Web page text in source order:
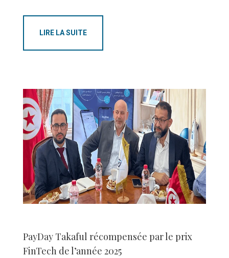
LIRE LA SUITE
PayDay Takaful récompensée par le prix
FinTech de l’année 2025